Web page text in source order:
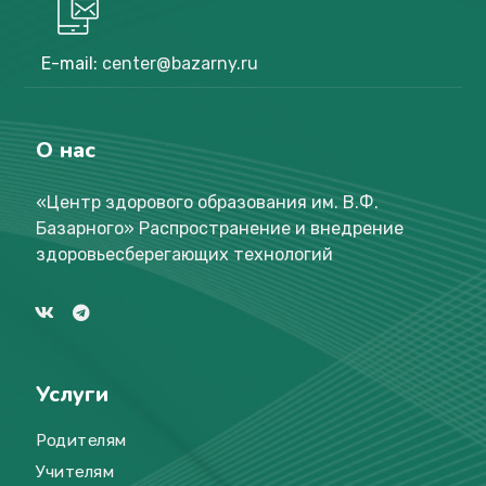
E-mail: center@bazarny.ru
О нас
«Центр здорового образования им. В.Ф.
Базарного» Распространение и внедрение
здоровьесберегающих технологий
Услуги
Родителям
Учителям